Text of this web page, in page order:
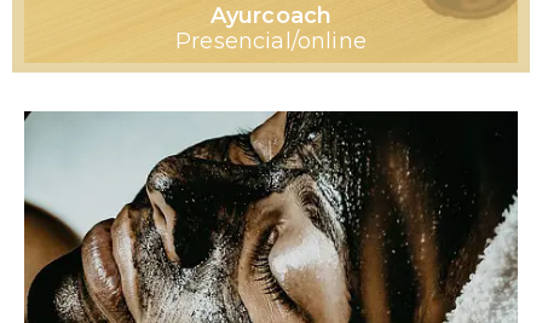
Ayurcoach
Presencial/online